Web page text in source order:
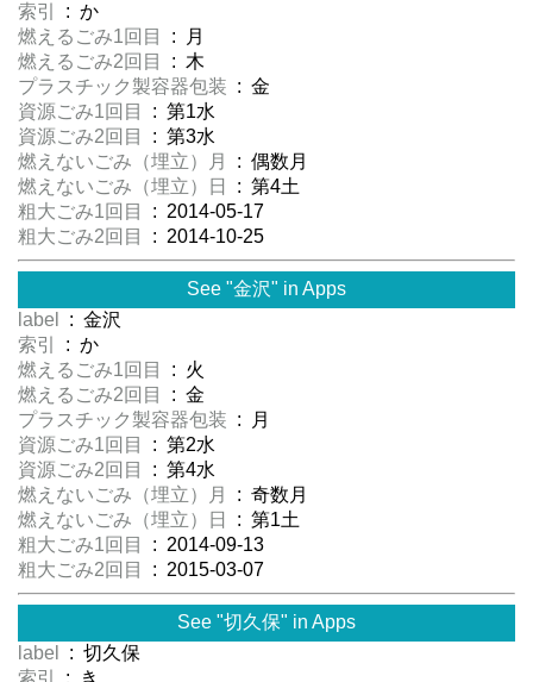
索引
: か
燃えるごみ1回目
: 月
燃えるごみ2回目
: 木
プラスチック製容器包装 : 金
資源ごみ1回目
: 第1水
資源ごみ2回目
: 第3水
燃えないごみ（埋立）月
: 偶数月
燃えないごみ（埋立）日
: 第4土
粗大ごみ1回目
: 2014-05-17
粗大ごみ2回目
: 2014-10-25
See "金沢" in Apps
label
: 金沢
索引
: か
燃えるごみ1回目
: 火
燃えるごみ2回目
: 金
プラスチック製容器包装 : 月
資源ごみ1回目
: 第2水
資源ごみ2回目
: 第4水
燃えないごみ（埋立）月
: 奇数月
燃えないごみ（埋立）日
: 第1土
粗大ごみ1回目
: 2014-09-13
粗大ごみ2回目
: 2015-03-07
See "切久保" in Apps
label
: 切久保